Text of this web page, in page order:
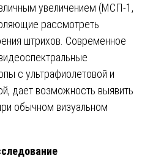
увеличением (МСП-1,
рассмотреть
штрихов. Современное
с ультрафиолетовой и
дает возможность выявить
обычном визуальном